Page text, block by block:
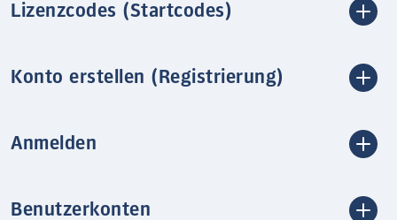
Lizenzcodes (Startcodes)
Konto erstellen (Registrierung)
Anmelden
Benutzerkonten